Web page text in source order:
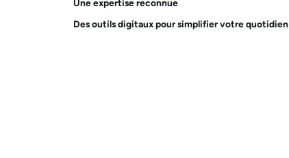
Une expertise reconnue
Des outils digitaux pour simplifier votre quotidien